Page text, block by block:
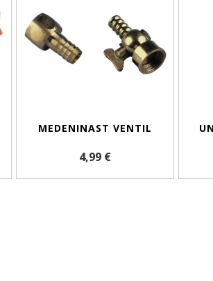
MEDENINAST VENTIL
4,99 €